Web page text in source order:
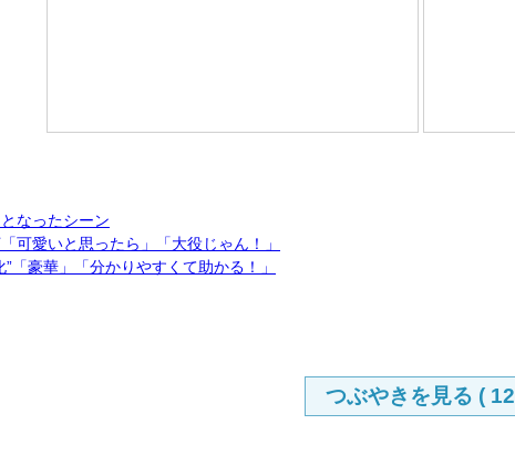
なったシーン
可愛いと思ったら」「大役じゃん！」
「豪華」「分かりやすくて助かる！」
つぶやきを見る ( 12